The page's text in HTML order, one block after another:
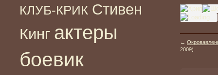
КЛУБ-КРИК Стивен
Кинг актеры
боевик
←
2009)